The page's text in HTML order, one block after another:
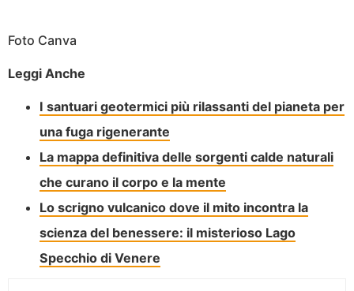
Foto Canva
Leggi Anche
I santuari geotermici più rilassanti del pianeta per
una fuga rigenerante
La mappa definitiva delle sorgenti calde naturali
che curano il corpo e la mente
Lo scrigno vulcanico dove il mito incontra la
scienza del benessere: il misterioso Lago
Specchio di Venere